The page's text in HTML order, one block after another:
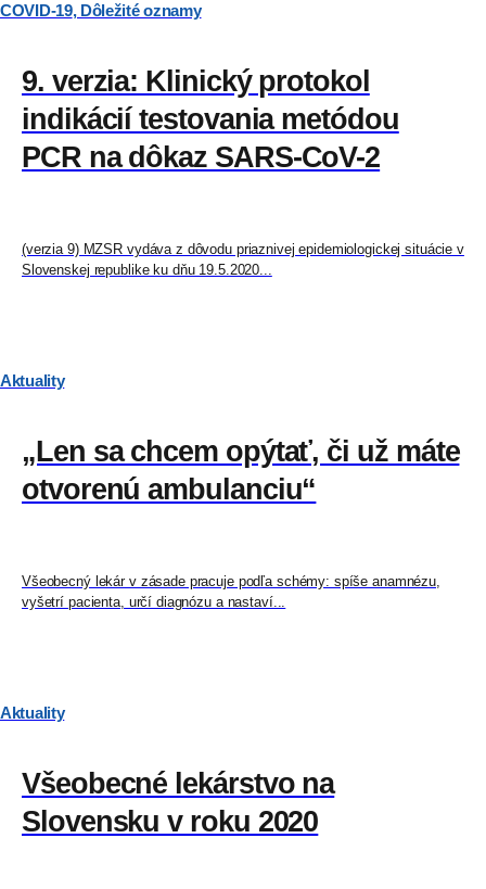
COVID-19, Dôležité oznamy
9. verzia: Klinický protokol
indikácií testovania metódou
PCR na dôkaz SARS-CoV-2
(verzia 9) MZSR vydáva z dôvodu priaznivej epidemiologickej situácie v
Slovenskej republike ku dňu 19.5.2020...
Aktuality
„Len sa chcem opýtať, či už máte
otvorenú ambulanciu“
Všeobecný lekár v zásade pracuje podľa schémy: spíše anamnézu,
vyšetrí pacienta, určí diagnózu a nastaví...
Aktuality
Všeobecné lekárstvo na
Slovensku v roku 2020